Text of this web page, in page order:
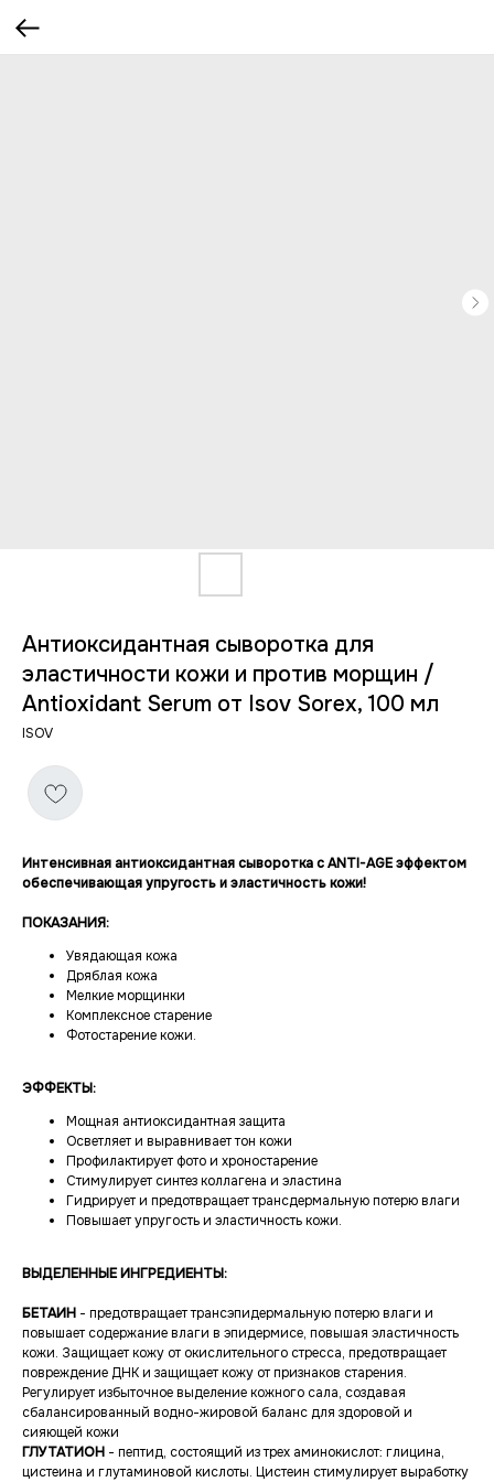
Антиоксидантная сыворотка для
эластичности кожи и против морщин /
Antioxidant Serum от Isov Sorex, 100 мл
ISOV
Интенсивная антиоксидантная сыворотка с ANTI-AGE эффектом
обеспечивающая упругость и эластичность кожи!
ПОКАЗАНИЯ:
Увядающая кожа
Дряблая кожа
Мелкие морщинки
Комплексное старение
Фотостарение кожи.
ЭФФЕКТЫ:
Мощная антиоксидантная защита
Осветляет и выравнивает тон кожи
Профилактирует фото и хроностарение
Стимулирует синтез коллагена и эластина
Гидрирует и предотвращает трансдермальную потерю влаги
Повышает упругость и эластичность кожи.
ВЫДЕЛЕННЫЕ ИНГРЕДИЕНТЫ:
БЕТАИН - предотвращает трансэпидермальную потерю влаги и
повышает содержание влаги в эпидермисе, повышая эластичность
кожи. Защищает кожу от окислительного стресса, предотвращает
повреждение ДНК и защищает кожу от признаков старения.
Регулирует избыточное выделение кожного сала, создавая
сбалансированный водно-жировой баланс для здоровой и
сияющей кожи
ГЛУТАТИОН - пептид, состоящий из трех аминокислот: глицина,
цистеина и глутаминовой кислоты. Цистеин стимулирует выработку